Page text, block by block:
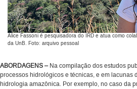
Alice Fassoni é pesquisadora do IRD e atua como
da UnB. Foto: arquivo pessoal
ABORDAGENS –Na compilação dos estudos
processos hidrológicos e técnicas, e em lacunas
hidrologia amazônica. Por exemplo, no caso da